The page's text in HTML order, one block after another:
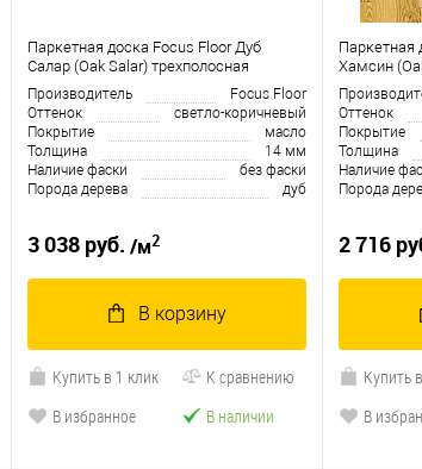
Паркетная доска Focus Floor Дуб
Салар (Oak Salar) трехполосная
Производитель
Focus Floor
Оттенок
светло-коричневый
Покрытие
масло
Толщина
14 мм
Наличие фаски
без фаски
Порода дерева
дуб
3 038 руб. /м2
В корзину
Купить в 1 клик
К сравнению
В избранное
В наличии
Паркетная
Хамсин
Оттенок
Покрытие
Толщина
Наличие
Порода
2 716
Купить
В